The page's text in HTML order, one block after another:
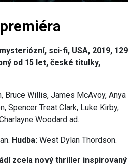
sci-fi, USA, 2019, 129
od 15 let, české titulky,
Bruce Willis, James McAvoy, Anya
Spencer Treat Clark, Luke Kirby,
Woodard ad.
Hudba: West Dylan Thordson.
zcela nový thriller inspirovaný